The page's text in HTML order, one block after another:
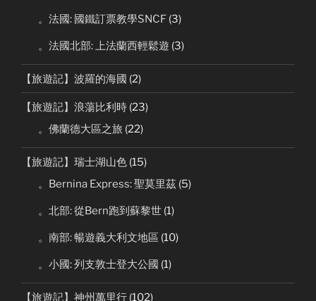
。法國: 國鐵訂票教學SNCF (3)
。法國北部: 上法蘭西輕鬆遊 (3)
【旅遊記】波羅的海國 (2)
【旅遊記】浪蕩比利時 (23)
。佛蘭德大區之旅 (22)
【旅遊記】瑞士湖山色 (15)
。Bernina Express: 聖莫里茲 (5)
。北部: 從Bern跑到蘇黎世 (1)
。南部: 暢遊義大利文地區 (10)
。小國: 列支敦士登大公國 (1)
【旅遊記】神州萬里行 (102)